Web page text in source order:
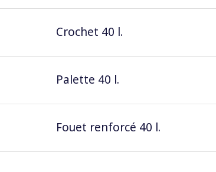
Crochet 40 l.
Palette 40 l.
Fouet renforcé 40 l.